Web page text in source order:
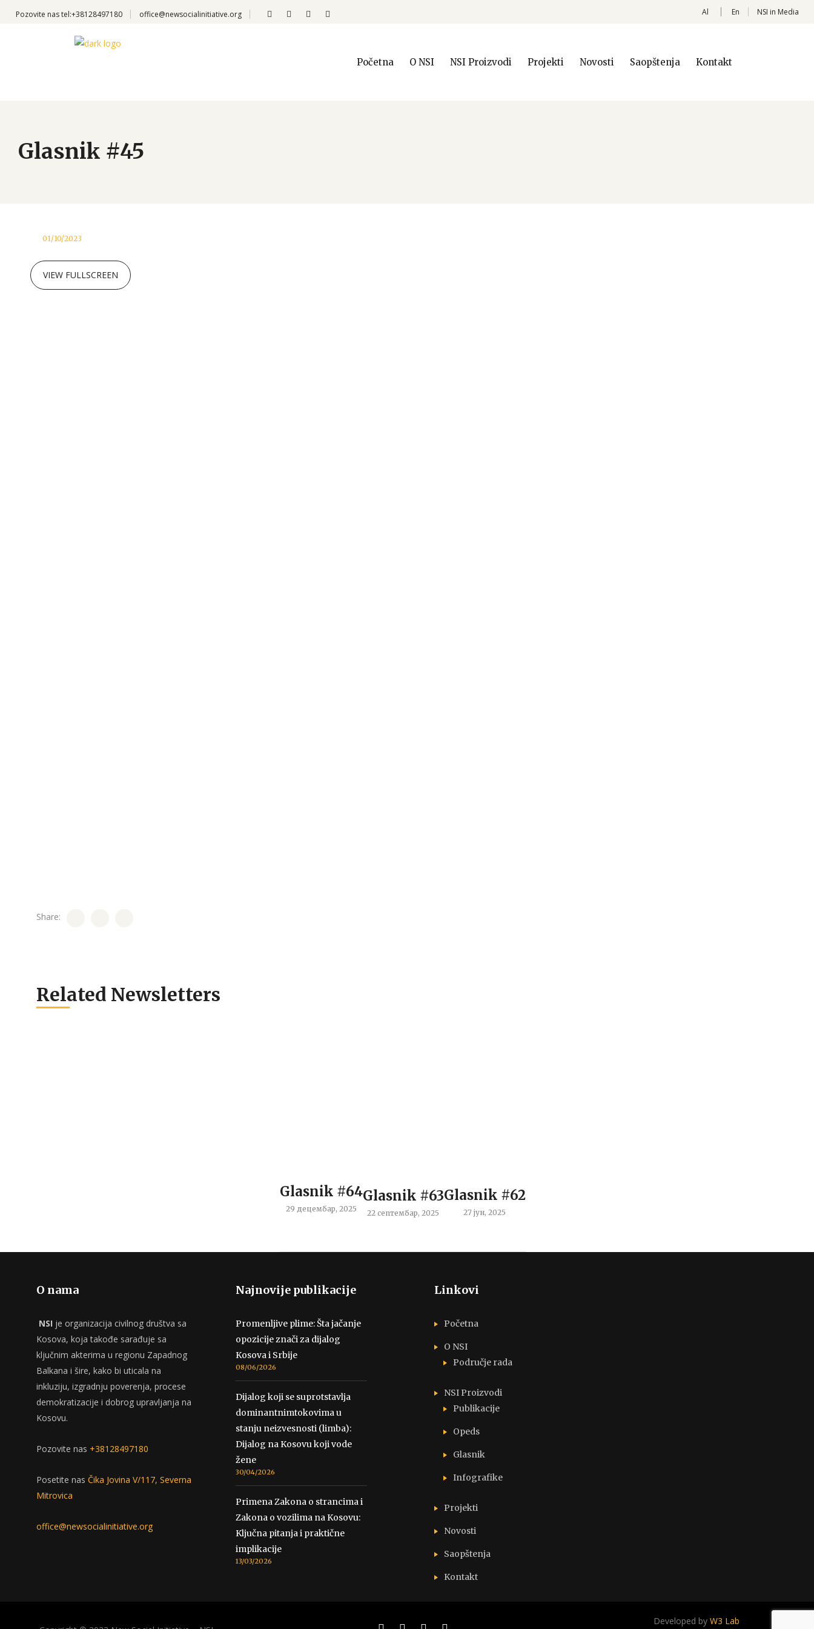
Pozovite nastel:+38128497180 office@newsocialinitiative.org Al En NSI in Media
Početna O NSI NSI Proizvodi Projekti Novosti Saopštenja Kontakt
Glasnik #45
01/10/2023
VIEW FULLSCREEN
Share:
Related Newsletters
Glasnik #64
29 децембар, 2025
Glasnik #63
22 септембар, 2025
Glasnik #62
27 јун, 2025
O nama
NSI je organizacija civilnog društva sa
Kosova, koja takođe sarađuje sa
ključnim akterima u regionu Zapadnog
Balkana i šire, kako bi uticala na
inkluziju, izgradnju poverenja, procese
demokratizacije i dobrog upravljanja na
Kosovu.
Pozovite nas +38128497180
Posetite nas Čika Jovina V/117, Severna
Mitrovica
office@newsocialinitiative.org
Najnovije publikacije
Promenljive plime: Šta jačanje
opozicije znači za dijalog
Kosova i Srbije
08/06/2026
Dijalog koji se suprotstavlja
dominantnimtokovima u
stanju neizvesnosti (limba):
Dijalog na Kosovu koji vode
žene
30/04/2026
Primena Zakona o strancima i
Zakona o vozilima na Kosovu:
Ključna pitanja i praktične
implikacije
13/03/2026
Linkovi
Početna
O NSI
Područje rada
NSI Proizvodi
Publikacije
Opeds
Glasnik
Infografike
Projekti
Novosti
Saopštenja
Kontakt
Developed by W3 Lab